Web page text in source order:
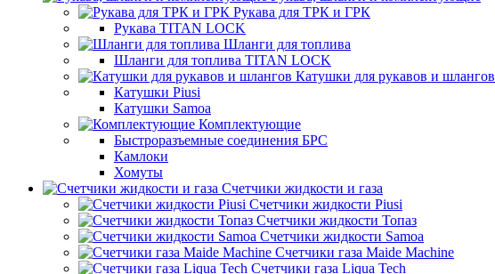
Рукава для ТРК и ГРК
Рукава TITAN LOCK
Шланги для топлива
Шланги для топлива TITAN LOCK
Катушки для рукавов и шлангов
Катушки Piusi
Катушки Samoa
Комплектующие
Быстроразъемные соединения БРС
Камлоки
Хомуты
Счетчики жидкости и газа
Счетчики жидкости Piusi
Счетчики жидкости Топаз
Счетчики жидкости Samoa
Счетчики газа Maide Machine
Счетчики газа Liqua Tech